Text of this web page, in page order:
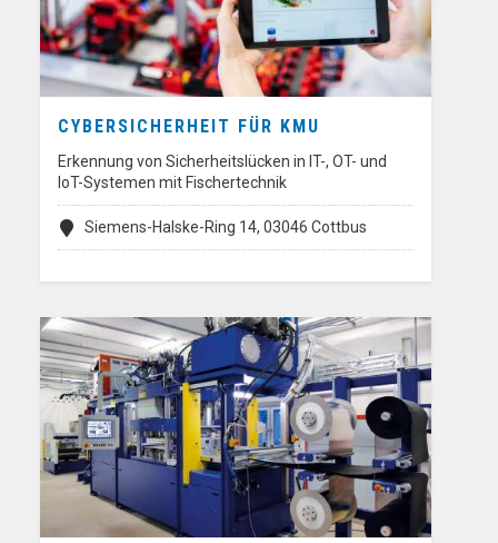
CYBERSICHERHEIT FÜR KMU
Erkennung von Sicherheitslücken in IT-, OT- und
IoT-Systemen mit Fischertechnik
Siemens-Halske-Ring 14, 03046 Cottbus